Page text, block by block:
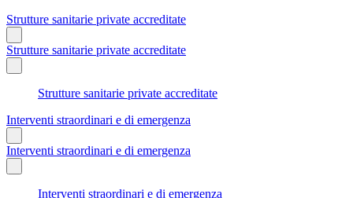
Strutture sanitarie private accreditate
Strutture sanitarie private accreditate
Strutture sanitarie private accreditate
Interventi straordinari e di emergenza
Interventi straordinari e di emergenza
Interventi straordinari e di emergenza